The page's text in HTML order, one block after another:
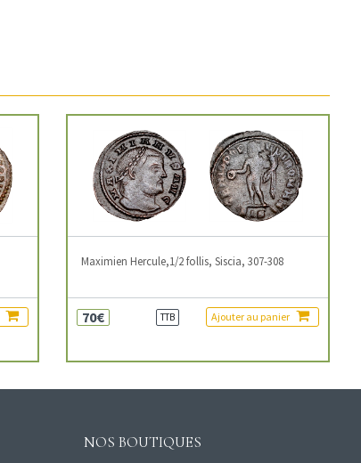
Maximien Hercule,1/2 follis, Siscia, 307-308
70€ TTB Ajouter au panier
NOS BOUTIQUES